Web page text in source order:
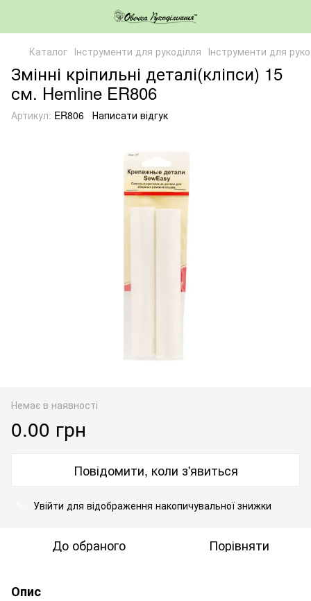
Каталог Інструменти для рукоділля Інструменти для
Змінні кріпильні деталі(кліпси) 15
см. Hemline ER806
Артикул: ER806 Написати відгук
Немає в наявності
0.00 грн
Повідомити, коли з'явиться
Увійти для відображення накопичувальної знижки
До обраного Порівняти
Опис